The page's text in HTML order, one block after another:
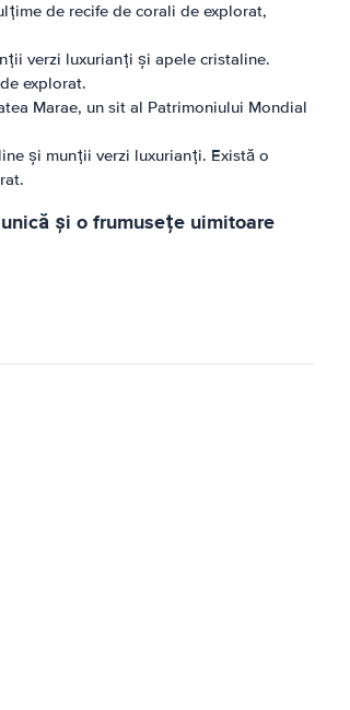
de recife de corali de explorat,
verzi luxurianți și apele cristaline.
explorat.
Marae, un sit al Patrimoniului Mondial
și munții verzi luxurianți. Există o
și o frumusețe uimitoare